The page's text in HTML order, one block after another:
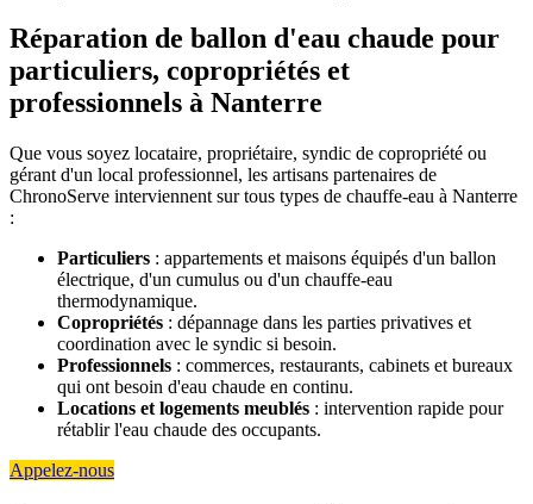
Réparation de ballon d'eau chaude pour
particuliers, copropriétés et
professionnels à Nanterre
Que vous soyez locataire, propriétaire, syndic de copropriété ou
gérant d'un local professionnel, les artisans partenaires de
ChronoServe interviennent sur tous types de chauffe-eau à Nanterre
:
Particuliers : appartements et maisons équipés d'un ballon
électrique, d'un cumulus ou d'un chauffe-eau
thermodynamique.
Copropriétés : dépannage dans les parties privatives et
coordination avec le syndic si besoin.
Professionnels : commerces, restaurants, cabinets et bureaux
qui ont besoin d'eau chaude en continu.
Locations et logements meublés : intervention rapide pour
rétablir l'eau chaude des occupants.
Appelez-nous